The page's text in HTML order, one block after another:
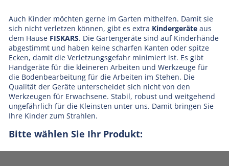
Auch Kinder möchten gerne im Garten mithelfen. Damit sie
sich nicht verletzen können, gibt es extra Kindergeräte aus
dem Hause FISKARS. Die Gartengeräte sind auf Kinderhände
abgestimmt und haben keine scharfen Kanten oder spitze
Ecken, damit die Verletzungsgefahr minimiert ist. Es gibt
Handgeräte für die kleineren Arbeiten und Werkzeuge für
die Bodenbearbeitung für die Arbeiten im Stehen. Die
Qualität der Geräte unterscheidet sich nicht von den
Werkzeugen für Erwachsene. Stabil, robust und weitgehend
ungefährlich für die Kleinsten unter uns. Damit bringen Sie
Ihre Kinder zum Strahlen.
Bitte wählen Sie Ihr Produkt: